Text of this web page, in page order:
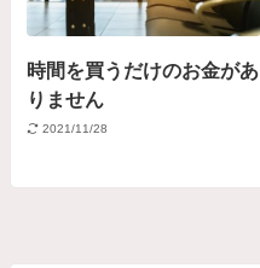
時間を買うだけのお金があ
りません
2021/11/28